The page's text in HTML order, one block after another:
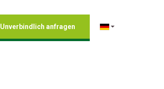
Unverbindlich anfragen